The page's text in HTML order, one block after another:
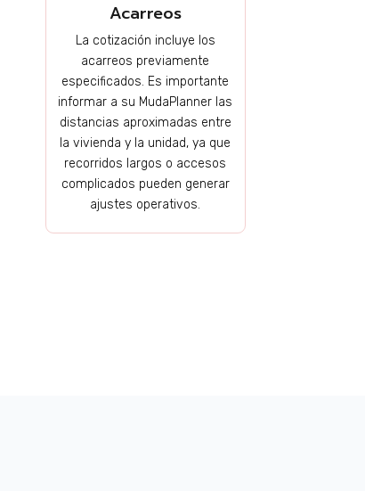
Acarreos
La cotización incluye los
acarreos previamente
especificados. Es importante
informar a su MudaPlanner las
distancias aproximadas entre
la vivienda y la unidad, ya que
recorridos largos o accesos
complicados pueden generar
ajustes operativos.